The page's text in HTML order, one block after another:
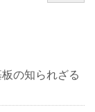
の知られざる